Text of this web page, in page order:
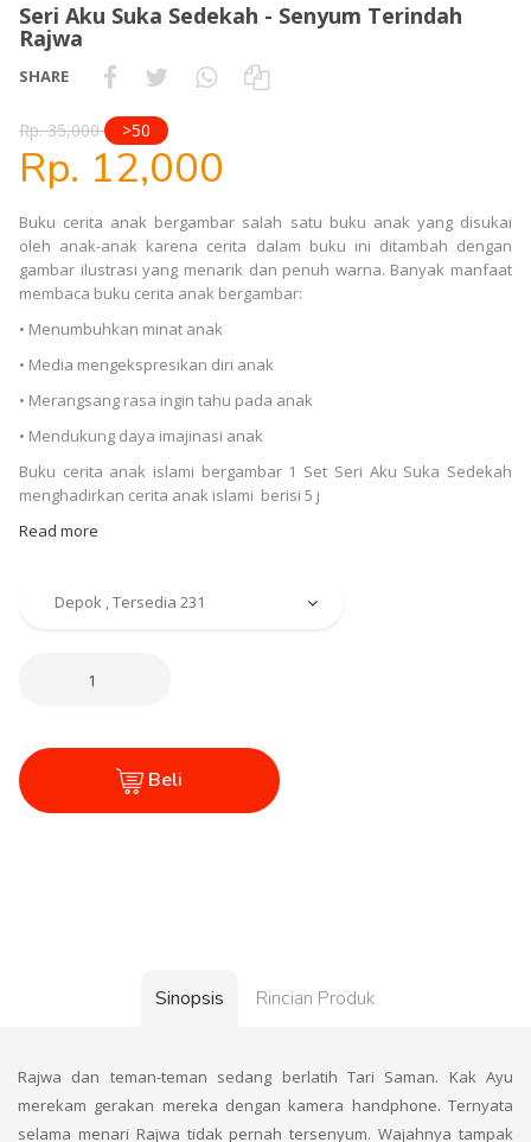
Seri Aku Suka Sedekah - Senyum Terindah
Rajwa
SHARE
Rp. 35,000 >50
Rp. 12,000
Buku cerita anak bergambar salah satu buku anak yang disukai
oleh anak-anak karena cerita dalam buku ini ditambah dengan
gambar ilustrasi yang menarik dan penuh warna. Banyak manfaat
membaca buku cerita anak bergambar:
• Menumbuhkan minat anak
• Media mengekspresikan diri anak
• Merangsang rasa ingin tahu pada anak
• Mendukung daya imajinasi anak
Buku cerita anak islami bergambar 1 Set Seri Aku Suka Sedekah
menghadirkan cerita anak islami berisi 5 j
Read more
Beli
Sinopsis Rincian Produk
Rajwa dan teman-teman sedang berlatih Tari Saman. Kak Ayu
merekam gerakan mereka dengan kamera handphone. Ternyata
selama menari Rajwa tidak pernah tersenyum. Wajahnya tampak